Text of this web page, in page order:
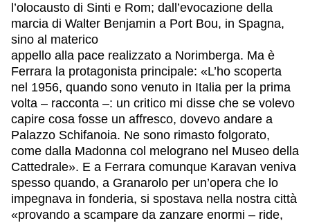
l’olocausto di Sinti e Rom; dall’evocazione della
marcia di Walter Benjamin a Port Bou, in Spagna,
sino al materico
appello alla pace realizzato a Norimberga. Ma è
Ferrara la protagonista principale: «L’ho scoperta
nel 1956, quando sono venuto in Italia per la prima
volta – racconta –: un critico mi disse che se volevo
capire cosa fosse un affresco, dovevo andare a
Palazzo Schifanoia. Ne sono rimasto folgorato,
come dalla Madonna col melograno nel Museo della
Cattedrale». E a Ferrara comunque Karavan veniva
spesso quando, a Granarolo per un’opera che lo
impegnava in fonderia, si spostava nella nostra città
«provando a scampare da zanzare enormi – ride,